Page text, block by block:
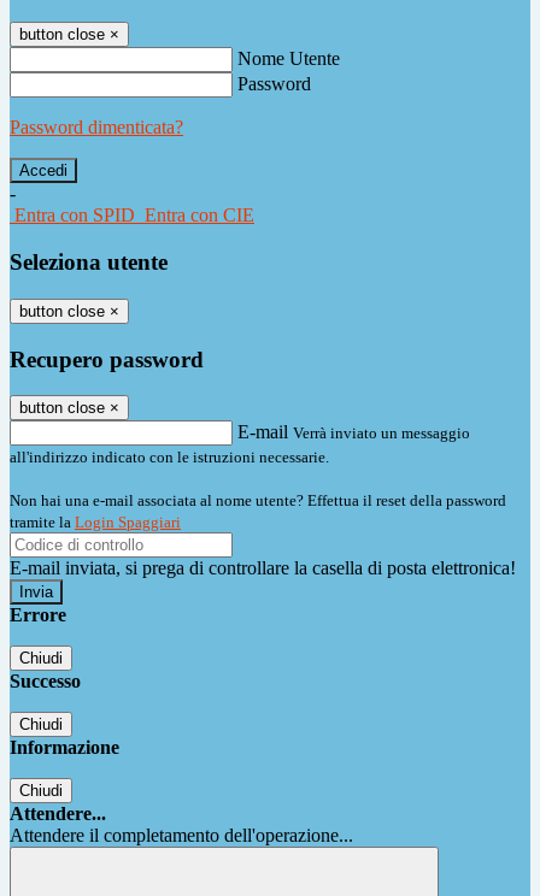
button close ×
Nome Utente
Password
Password dimenticata?
-
Entra con SPID Entra con CIE
Seleziona utente
button close ×
Recupero password
button close ×
E-mail Verrà inviato un messaggio
all'indirizzo indicato con le istruzioni necessarie.
Non hai una e-mail associata al nome utente? Effettua il reset della password
tramite la Login Spaggiari
E-mail inviata, si prega di controllare la casella di posta elettronica!
Errore
Chiudi
Successo
Chiudi
Informazione
Chiudi
Attendere...
Attendere il completamento dell'operazione...